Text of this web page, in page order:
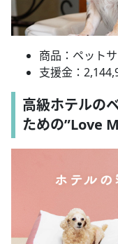
商品：ペット
支援金：
高級ホテルの
ための”Love